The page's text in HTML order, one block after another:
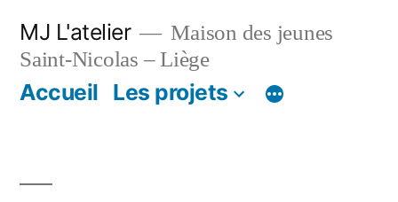
contenu
MJ L'atelier
Maison des jeunes
Saint-Nicolas – Liège
Accueil Les projets